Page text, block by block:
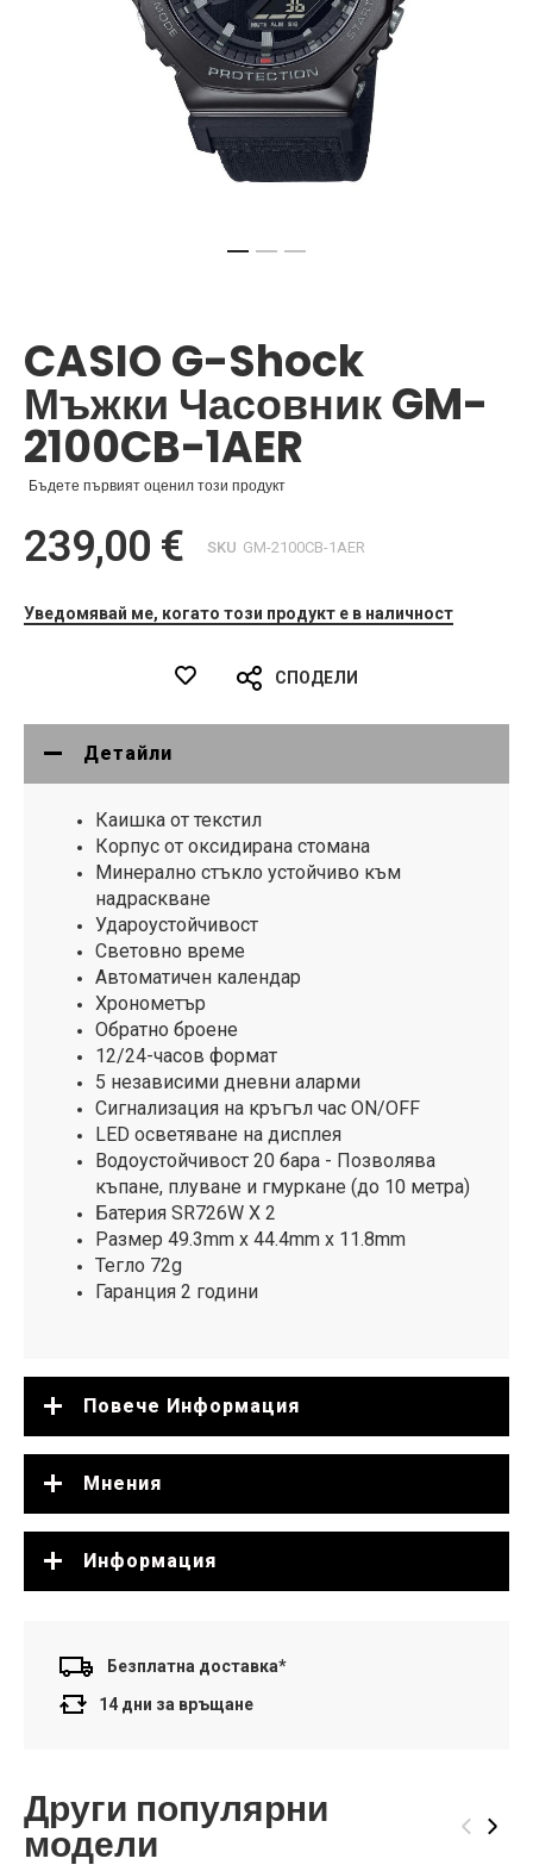
на
галерия
със
снимки
CASIO G-Shock
Мъжки Часовник GM-
2100CB-1AER
Бъдете първият оценил този продукт
239,00 € SKU GM-2100CB-1AER
Уведомявай ме, когато този продукт е в наличност
СПОДЕЛИ
Детайли
Каишка от текстил
Корпус от оксидирана стомана
Минерално стъкло устойчиво към
надраскване
Удароустойчивост
Световно време
Автоматичен календар
Хронометър
Обратно броене
12/24-часов формат
5 независими дневни аларми
Сигнализация на кръгъл час ON/OFF
LED осветяване на дисплея
Водоустойчивост 20 бара - Позволява
къпане, плуване и гмуркане (до 10 метра)
Батерия SR726W X 2
Размер 49.3mm x 44.4mm x 11.8mm
Тегло 72g
Гаранция 2 години
Повече Информация
Мнения
Информация
Безплатна доставка*
14 дни за връщане
Други популярни
модели ‹ ›